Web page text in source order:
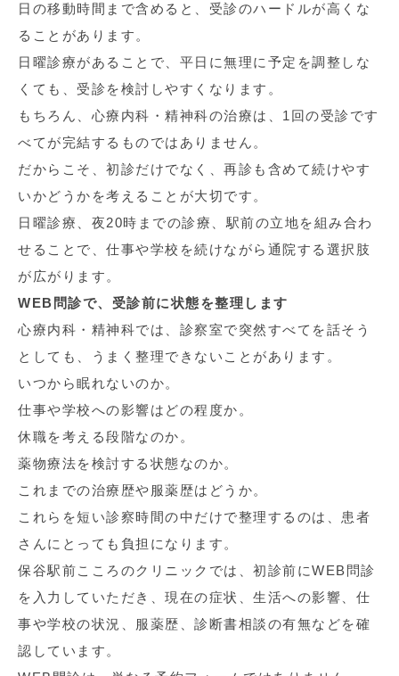
日の移動時間まで含めると、受診のハードルが高くな
ることがあります。
日曜診療があることで、平日に無理に予定を調整しな
くても、受診を検討しやすくなります。
もちろん、心療内科・精神科の治療は、1回の受診です
べてが完結するものではありません。
だからこそ、初診だけでなく、再診も含めて続けやす
いかどうかを考えることが大切です。
日曜診療、夜20時までの診療、駅前の立地を組み合わ
せることで、仕事や学校を続けながら通院する選択肢
が広がります。
WEB問診で、受診前に状態を整理します
心療内科・精神科では、診察室で突然すべてを話そう
としても、うまく整理できないことがあります。
いつから眠れないのか。
仕事や学校への影響はどの程度か。
休職を考える段階なのか。
薬物療法を検討する状態なのか。
これまでの治療歴や服薬歴はどうか。
これらを短い診察時間の中だけで整理するのは、患者
さんにとっても負担になります。
保谷駅前こころのクリニックでは、初診前にWEB問診
を入力していただき、現在の症状、生活への影響、仕
事や学校の状況、服薬歴、診断書相談の有無などを確
認しています。